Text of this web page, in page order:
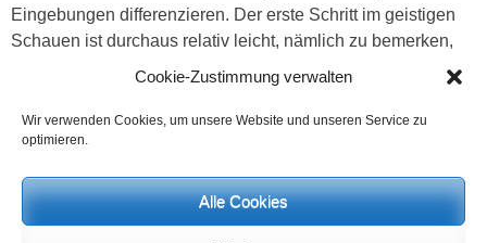
Cookie-Zustimmung verwalten
Wir verwenden Cookies, um unsere Website und unseren Service zu
optimieren.
Alle Cookies
Eingebungen differenzieren. Der erste Schritt im geistigen
Schauen ist durchaus relativ leicht, nämlich zu bemerken,
dass etwas Geistiges vorhanden ist. Aber der zweite Schritt
zu erkennen, um welche Gestalt und welche Identität des
Geistes es sich in der Erscheinung handelt. Diese weitere
Evangelienstelle: Und er zeigt ihnen die Hände, das Antlitz
und die Füße. Er zeigte sich ihnen. Dies bedeutet aber nicht,